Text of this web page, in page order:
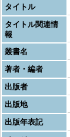
タイトル
タイトル関連情
報
叢書名
著者・編者
出版者
出版地
出版年表記